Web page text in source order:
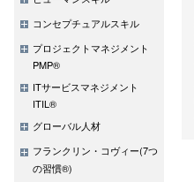
コンセプチュアルスキル
プロジェクトマネジメント
PMP®
ITサービスマネジメント
ITIL®
グローバル人材
フランクリン・コヴィー(7つ
の習慣®)